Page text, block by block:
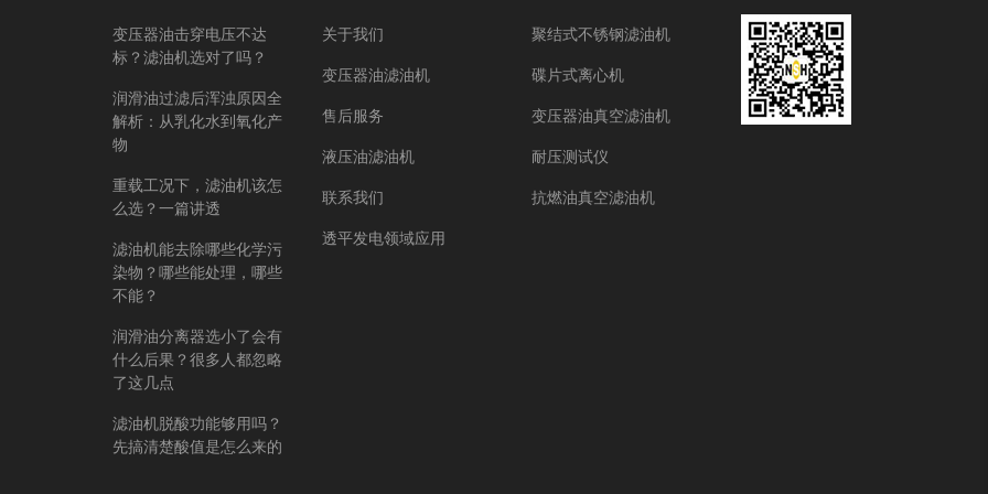
变压器油击穿电压不达
标？滤油机选对了吗？
润滑油过滤后浑浊原因全
解析：从乳化水到氧化产
物
重载工况下，滤油机该怎
么选？一篇讲透
滤油机能去除哪些化学污
染物？哪些能处理，哪些
不能？
润滑油分离器选小了会有
什么后果？很多人都忽略
了这几点
滤油机脱酸功能够用吗？
先搞清楚酸值是怎么来的
关于我们
变压器油滤油机
售后服务
液压油滤油机
联系我们
透平发电领域应用
聚结式不锈钢滤油机
碟片式离心机
变压器油真空滤油机
耐压测试仪
抗燃油真空滤油机